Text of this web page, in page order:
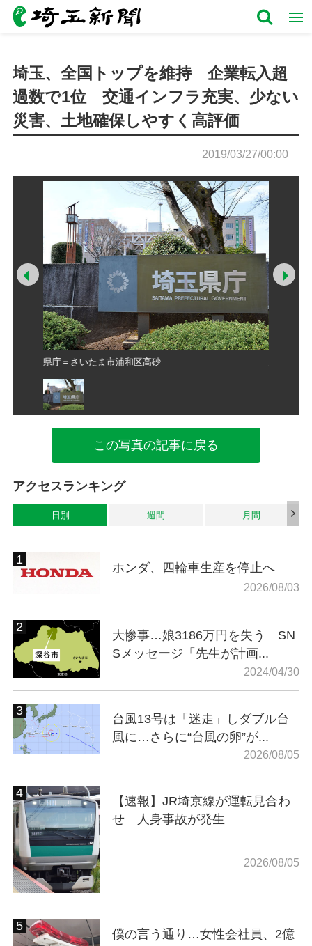
埼玉、全国トップを維持 企業転入超
過数で1位 交通インフラ充実、少ない
災害、土地確保しやすく高評価
2019/03/27/00:00
県庁＝さいたま市浦和区高砂
Prev
この写真の記事に戻る
アクセスランキング
日別 週間 月間
ホンダ、四輪車生産を停止へ
2026/08/03
大惨事…娘3186万円を失う SN
Sメッセージ「先生が計画...
2024/04/30
台風13号は「迷走」しダブル台
風に…さらに“台風の卵”が...
2026/08/05
【速報】JR埼京線が運転見合わ
せ 人身事故が発生
2026/08/05
僕の言う通り…女性会社員、2億